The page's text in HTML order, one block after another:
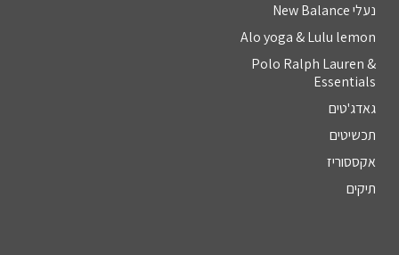
נעלי New Balance
Alo yoga & Lulu lemon
Polo Ralph Lauren &
Essentials
גאדג'טים
תכשיטים
אקססוריז
תיקים